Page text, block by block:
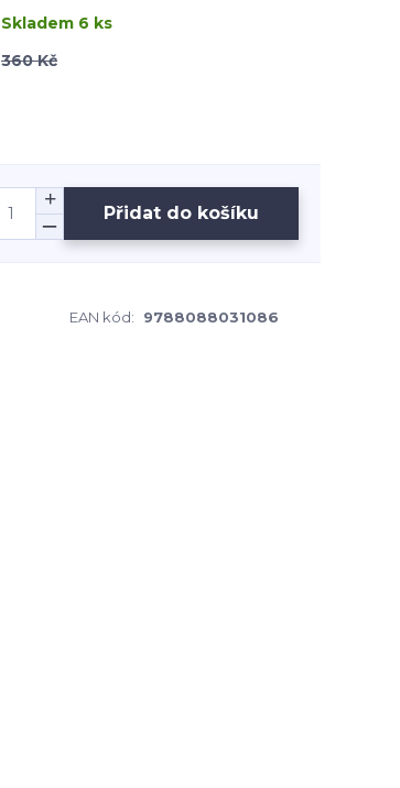
Skladem 6 ks
360 Kč
Přidat do košíku
EAN kód: 9788088031086